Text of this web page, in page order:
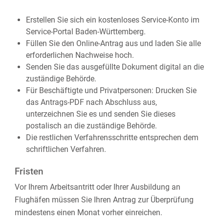
Erstellen Sie sich ein kostenloses Service-Konto im
Service-Portal Baden-Württemberg.
Füllen Sie den Online-Antrag aus und laden Sie alle
erforderlichen Nachweise hoch.
Senden Sie das ausgefüllte Dokument digital an die
zuständige Behörde.
Für Beschäftigte und Privatpersonen: Drucken Sie
das Antrags-PDF nach Abschluss aus,
unterzeichnen Sie es und senden Sie dieses
postalisch an die zuständige Behörde.
Die restlichen Verfahrensschritte entsprechen dem
schriftlichen Verfahren.
Fristen
Vor Ihrem Arbeitsantritt oder Ihrer Ausbildung an
Flughäfen müssen Sie Ihren Antrag zur Überprüfung
mindestens einen Monat vorher einreichen.